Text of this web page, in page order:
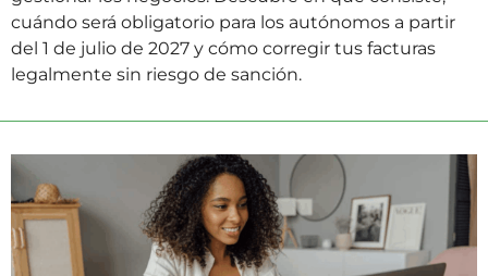
cuándo será obligatorio para los autónomos a partir
del 1 de julio de 2027 y cómo corregir tus facturas
legalmente sin riesgo de sanción.